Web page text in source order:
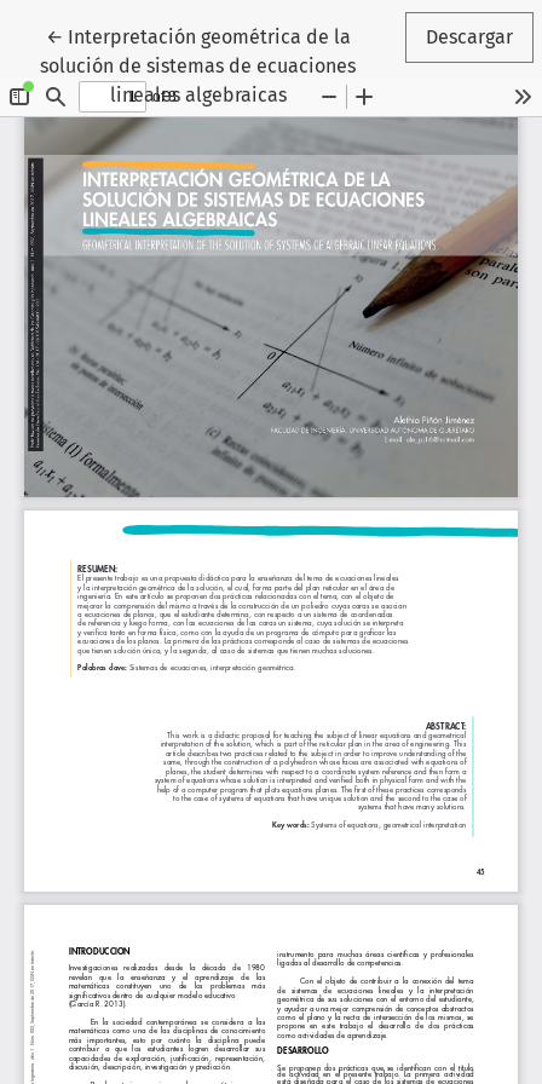
← Volver a los detalles del artículo
Interpretación geométrica de la
solución de sistemas de ecuaciones
lineales algebraicas
Descargar